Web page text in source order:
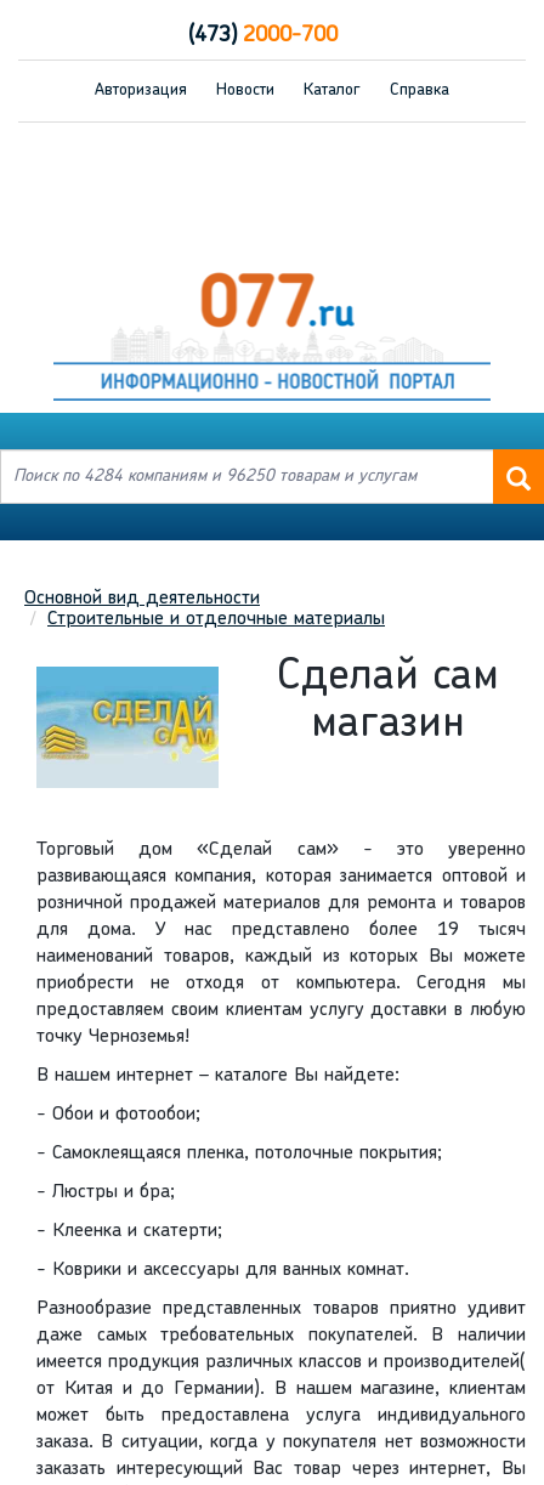
(473)2000-700
Авторизация Новости Каталог Справка
Основной вид деятельности
Строительные и отделочные материалы
Сделай сам
магазин
Торговый дом «Сделай сам» - это уверенно
развивающаяся компания, которая занимается оптовой и
розничной продажей материалов для ремонта и товаров
для дома. У нас представлено более 19 тысяч
наименований товаров, каждый из которых Вы можете
приобрести не отходя от компьютера. Сегодня мы
предоставляем своим клиентам услугу доставки в любую
точку Черноземья!
В нашем интернет – каталоге Вы найдете:
- Обои и фотообои;
- Cамоклеящаяся пленка, потолочные покрытия;
- Люстры и бра;
- Клеенка и скатерти;
- Коврики и аксессуары для ванных комнат.
Разнообразие представленных товаров приятно удивит
даже самых требовательных покупателей. В наличии
имеется продукция различных классов и производителей(
от Китая и до Германии). В нашем магазине, клиентам
может быть предоставлена услуга индивидуального
заказа. В ситуации, когда у покупателя нет возможности
заказать интересующий Вас товар через интернет, Вы